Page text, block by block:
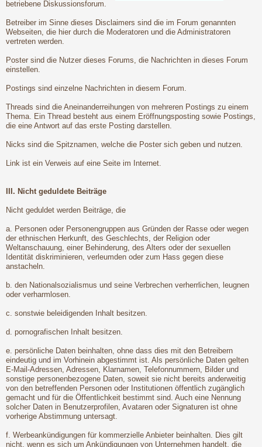
betriebene Diskussionsforum.
Betreiber im Sinne dieses Disclaimers sind die im Forum genannten
Webseiten, die hier durch die Moderatoren und die Administratoren
vertreten werden.
Poster sind die Nutzer dieses Forums, die Nachrichten in dieses Forum
einstellen.
Postings sind einzelne Nachrichten in diesem Forum.
Threads sind die Aneinanderreihungen von mehreren Postings zu einem
Thema. Ein Thread besteht aus einem Eröffnungsposting sowie Postings,
die eine Antwort auf das erste Posting darstellen.
Nicks sind die Spitznamen, welche die Poster sich geben und nutzen.
Link ist ein Verweis auf eine Seite im Internet.
III. Nicht geduldete Beiträge
Nicht geduldet werden Beiträge, die
a. Personen oder Personengruppen aus Gründen der Rasse oder wegen
der ethnischen Herkunft, des Geschlechts, der Religion oder
Weltanschauung, einer Behinderung, des Alters oder der sexuellen
Identität diskriminieren, verleumden oder zum Hass gegen diese
anstacheln.
b. den Nationalsozialismus und seine Verbrechen verherrlichen, leugnen
oder verharmlosen.
c. sonstwie beleidigenden Inhalt besitzen.
d. pornografischen Inhalt besitzen.
e. persönliche Daten beinhalten, ohne dass dies mit den Betreibern
eindeutig und im Vorhinein abgestimmt ist. Als persönliche Daten gelten
E-Mail-Adressen, Adressen, Klarnamen, Telefonnummern, Bilder und
sonstige personenbezogene Daten, soweit sie nicht bereits anderweitig
von den betreffenden Personen oder Institutionen öffentlich zugänglich
gemacht und für die Öffentlichkeit bestimmt sind. Auch eine Nennung
solcher Daten in Benutzerprofilen, Avataren oder Signaturen ist ohne
vorherige Abstimmung untersagt.
f. Werbeankündigungen für kommerzielle Anbieter beinhalten. Dies gilt
nicht, wenn es sich um Ankündigungen von Unternehmen handelt, die